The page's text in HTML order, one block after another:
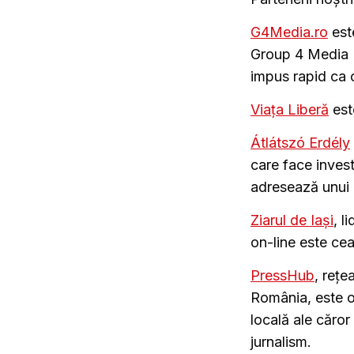
G4Media.ro
Group 4 Media
impus rapid ca
Viața Liberă
Átlátszó Erdély
care face
adresează
Ziarul de Iași,
on-line este
PressHub,
România, este
locală ale
jurnalism.